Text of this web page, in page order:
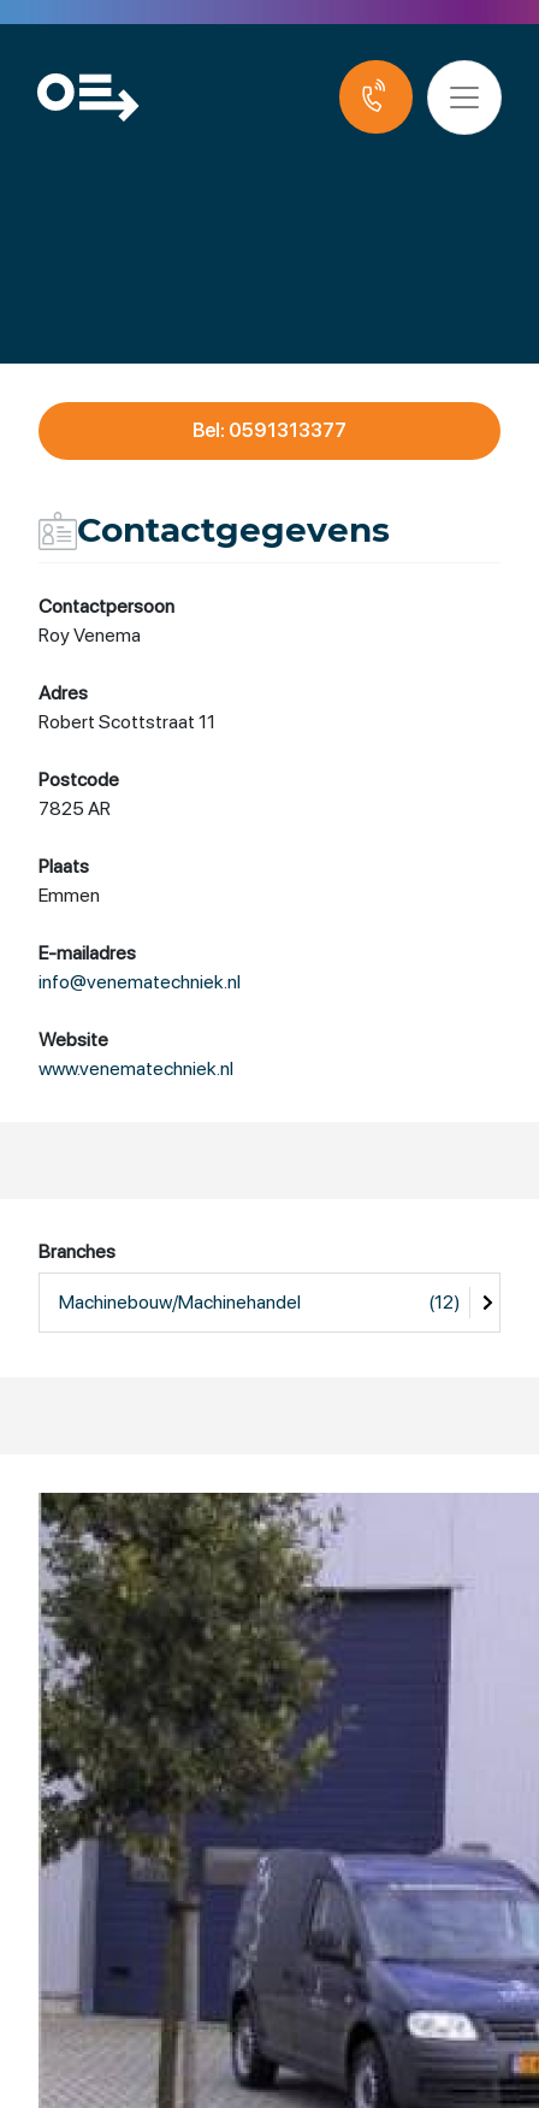
Venema Techniek en
Service
Bel: 0591313377
Contactgegevens
Contactpersoon
Roy Venema
Adres
Robert Scottstraat 11
Postcode
7825 AR
Plaats
Emmen
E-mailadres
info@venematechniek.nl
Website
www.venematechniek.nl
Branches
Machinebouw/Machinehandel (12)